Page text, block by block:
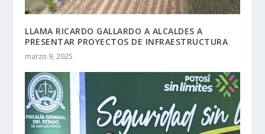
LLAMA RICARDO GALLARDO A ALCALDES A
PRESENTAR PROYECTOS DE INFRAESTRUCTURA
marzo 9, 2025